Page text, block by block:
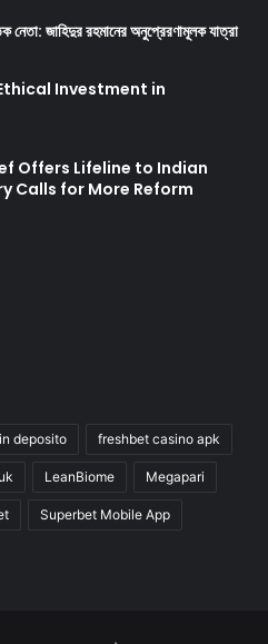
নেতা: জাহিদুর রহমানের অনুপ্রেরণামূলক যাত্রা
Investment in
Offers Lifeline to Indian
Calls for More Reform
deposito freshbet casino apk
LeanBiome Megapari
Superbet Mobile App